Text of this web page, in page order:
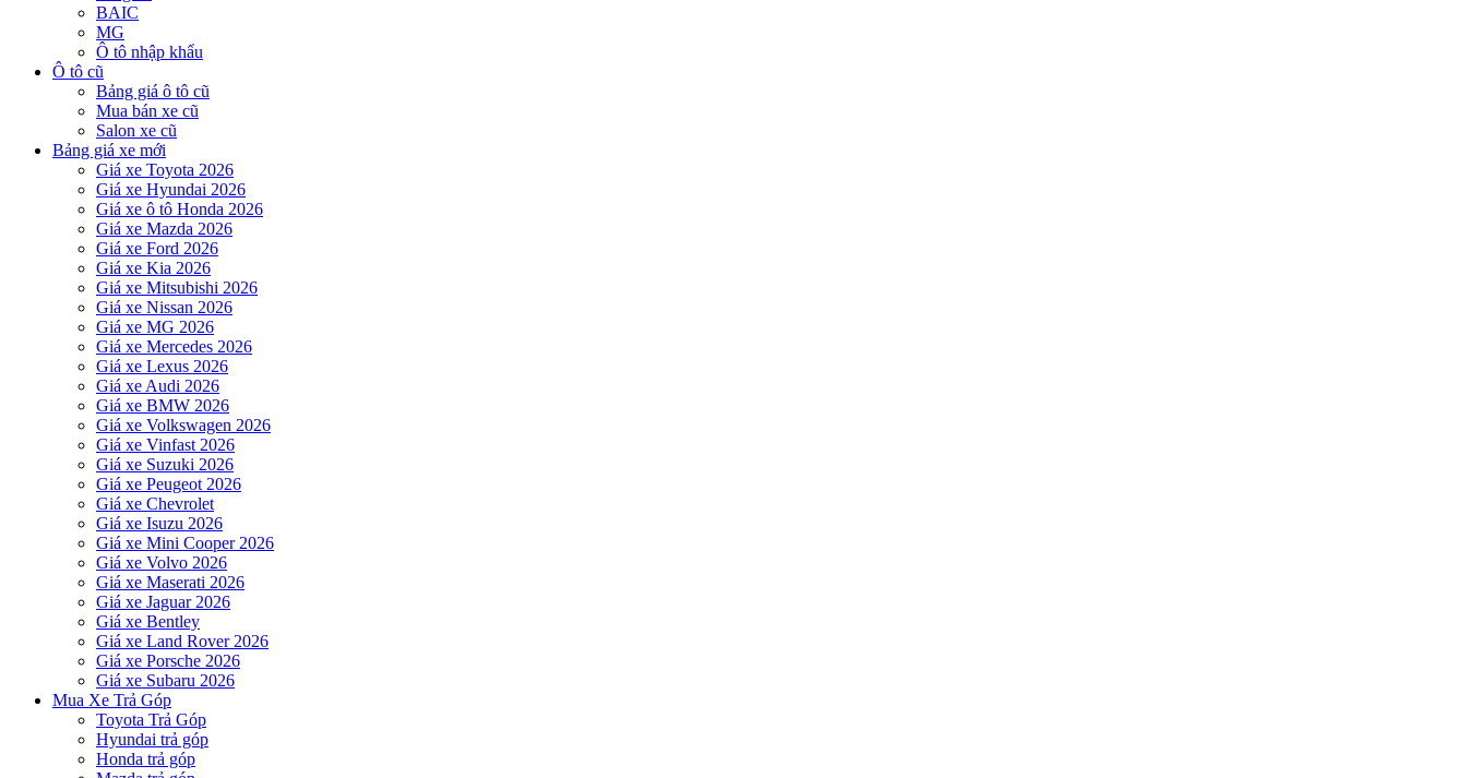
BAIC
MG
Ô tô nhập khẩu
Ô tô cũ
Bảng giá ô tô cũ
Mua bán xe cũ
Salon xe cũ
Bảng giá xe mới
Giá xe Toyota 2026
Giá xe Hyundai 2026
Giá xe ô tô Honda 2026
Giá xe Mazda 2026
Giá xe Ford 2026
Giá xe Kia 2026
Giá xe Mitsubishi 2026
Giá xe Nissan 2026
Giá xe MG 2026
Giá xe Mercedes 2026
Giá xe Lexus 2026
Giá xe Audi 2026
Giá xe BMW 2026
Giá xe Volkswagen 2026
Giá xe Vinfast 2026
Giá xe Suzuki 2026
Giá xe Peugeot 2026
Giá xe Chevrolet
Giá xe Isuzu 2026
Giá xe Mini Cooper 2026
Giá xe Volvo 2026
Giá xe Maserati 2026
Giá xe Jaguar 2026
Giá xe Bentley
Giá xe Land Rover 2026
Giá xe Porsche 2026
Giá xe Subaru 2026
Mua Xe Trả Góp
Toyota Trả Góp
Hyundai trả góp
Honda trả góp